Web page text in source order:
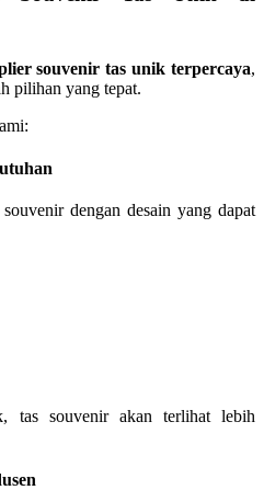
souvenir tas unik terpercaya,
pilihan yang tepat.
dengan desain yang dapat
tas souvenir akan terlihat lebih